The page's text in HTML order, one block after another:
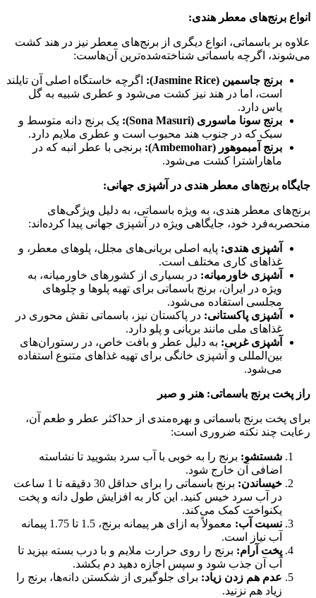
انواع برنج‌های معطر هندی:
علاوه بر باسماتی، انواع دیگری از برنج‌های معطر نیز در هند کشت
می‌شوند، اگرچه باسماتی شناخته‌شده‌ترین آن‌هاست:
برنج جاسمین (Jasmine Rice):
اگرچه خاستگاه اصلی آن تایلند
است، اما در هند نیز کشت می‌شود و عطری شبیه به گل
یاس دارد.
برنج سونا ماسوری (Sona Masuri):
یک برنج دانه متوسط و
سبک که در جنوب هند محبوب است و عطری ملایم دارد.
برنج آمبموهور (Ambemohar):
برنجی با عطر انبه که در
ماهاراشترا کشت می‌شود.
جایگاه برنج‌های معطر هندی در آشپزی جهانی:
برنج‌های معطر هندی، به ویژه باسماتی، به دلیل ویژگی‌های
منحصربه‌فرد خود، جایگاهی ویژه در آشپزی جهانی پیدا کرده‌اند:
آشپزی هندی: پایه اصلی بریانی‌های مجلل، پلوهای معطر، و
غذاهای کاری مختلف است.
آشپزی خاورمیانه: در بسیاری از کشورهای خاورمیانه، به
ویژه در ایران، برنج باسماتی برای تهیه پلوها و چلوهای
مجلسی استفاده می‌شود.
آشپزی پاکستانی: در پاکستان نیز، باسماتی نقش محوری در
غذاهای ملی مانند بریانی و پلو دارد.
آشپزی غربی: به دلیل عطر و بافت خاص، در رستوران‌های
بین‌المللی و آشپزی خانگی برای تهیه غذاهای متنوع استفاده
می‌شود.
راز پخت برنج باسماتی: هنر و صبر
برای پخت برنج باسماتی و بهره‌مندی از حداکثر عطر و طعم آن،
رعایت چند نکته ضروری است:
شستشو: برنج را به خوبی با آب سرد بشویید تا نشاسته
اضافی آن خارج شود.
خیساندن:
برنج باسماتی را برای حداقل 30 دقیقه تا 1 ساعت
در آب سرد خیس کنید. این کار به افزایش طول دانه و پخت
یکنواخت کمک می‌کند.
نسبت آب:
معمولاً به ازای هر پیمانه برنج، 1.5 تا 1.75 پیمانه
آب نیاز است.
پخت آرام: برنج را روی حرارت ملایم و با درب بسته بپزید تا
آب آن جذب شود و سپس اجازه دهید دم بکشد.
عدم هم زدن زیاد: برای جلوگیری از شکستن دانه‌ها، برنج را
زیاد هم نزنید.